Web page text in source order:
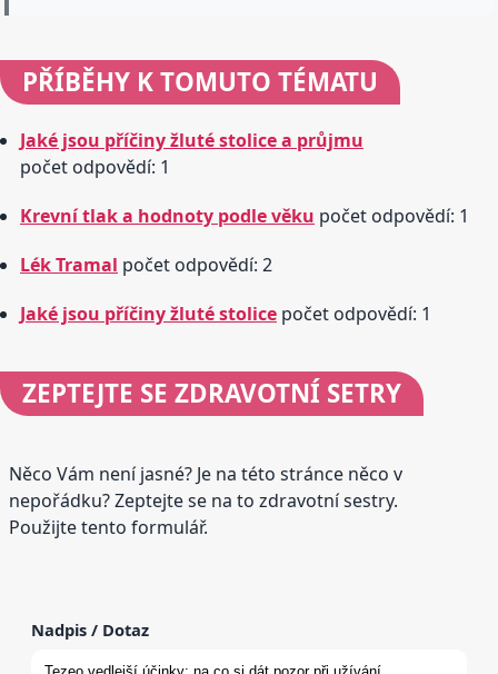
PŘÍBĚHY K TOMUTO TÉMATU
Jaké jsou příčiny žluté stolice a průjmu
počet odpovědí: 1
Krevní tlak a hodnoty podle věku počet odpovědí: 1
Lék Tramal počet odpovědí: 2
Jaké jsou příčiny žluté stolice počet odpovědí: 1
ZEPTEJTE SE ZDRAVOTNÍ SETRY
Něco Vám není jasné? Je na této stránce něco v
nepořádku? Zeptejte se na to zdravotní sestry.
Použijte tento formulář.
Nadpis / Dotaz